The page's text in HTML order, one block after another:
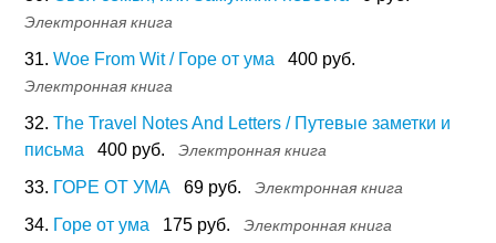
Электронная книга
31. Woe From Wit / Горе от ума 400 руб.
Электронная книга
32. The Travel Notes And Letters / Путевые заметки и
письма
400 руб. Электронная книга
33. ГОРЕ ОТ УМА 69 руб. Электронная книга
34. Горе от ума 175 руб. Электронная книга